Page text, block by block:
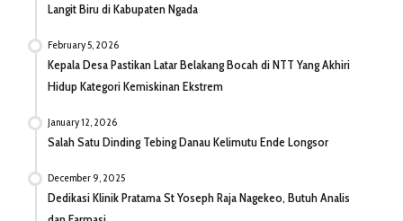
Langit Biru di Kabupaten Ngada
February 5, 2026
Kepala Desa Pastikan Latar Belakang Bocah di NTT Yang Akhiri
Hidup Kategori Kemiskinan Ekstrem
January 12, 2026
Salah Satu Dinding Tebing Danau Kelimutu Ende Longsor
December 9, 2025
Dedikasi Klinik Pratama St Yoseph Raja Nagekeo, Butuh Analis